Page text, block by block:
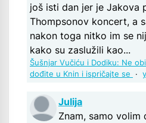
još isti dan jer je Jakova
Thompsonov koncert, a
nakon toga nitko im se
kako su zaslužili kao...
Šušnjar Vučiću i Dodiku: Ne
dođite u Knin i ispričajte se
·
Julija
Znam, samo